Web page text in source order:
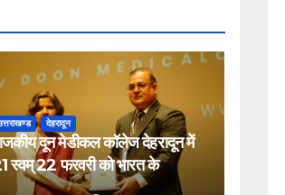
देहरादून
दून मेडीकल कॉलेज देहरादून में
स्वम् 22 फरवरी को भारत के
नेफ्रोलॉजिस्ट द्वारा आयोजित वार्षिक